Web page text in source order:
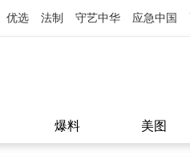
优选 法制 守艺中华 应急中国
爆料 美图